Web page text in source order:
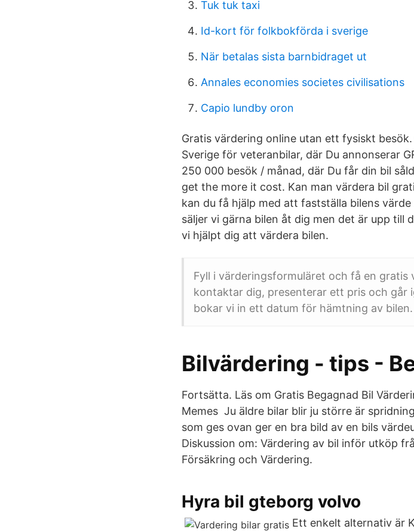
Tuk tuk taxi
Id-kort för folkbokförda i sverige
När betalas sista barnbidraget ut
Annales economies societes civilisations
Capio lundby oron
Gratis värdering online utan ett fysiskt
Sverige för veteranbilar, där Du annonserar
250 000 besök / månad, där Du får din bil
get the more it cost. Kan man värdera bil
kan du få hjälp med att fastställa bilens
säljer vi gärna bilen åt dig men det är upp till
vi hjälpt dig att värdera bilen.
Fyll i värderingsformuläret och få en gratis
kontaktar dig, presenterar ett pris och går
bokar vi in ett datum för hämtning av bilen.
Bilvärdering - tips -
Fortsätta. Läs om Gratis Begagnad Bil
Memes Ju äldre bilar blir ju större är
som ges ovan ger en bra bild av en bils
Diskussion om: Värdering av bil inför utköp
Försäkring och Värdering.
Hyra bil gteborg volvo
Ett enkelt alternativ är